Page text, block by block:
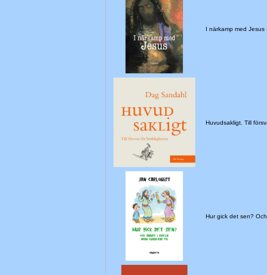
I närkamp med Jesus
Huvudsakligt. Till
Hur gick det sen?